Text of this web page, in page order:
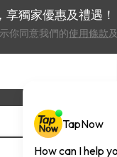
獨家優惠及禮遇！
你同意我們的使用條款及